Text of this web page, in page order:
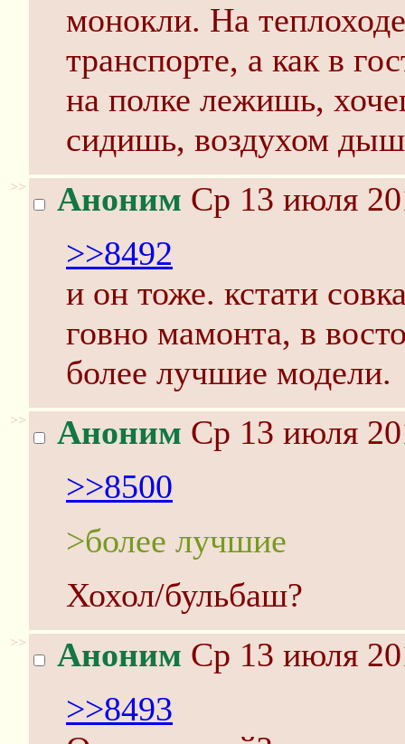
монокли. На
транспорте, а как в
на полке лежишь,
сидишь, воздухом
>> Аноним Ср 13 июля
>>8492
и он тоже. кстати
говно мамонта, в
более лучшие модели.
>> Аноним Ср 13 июля
>>8500
>более лучшие
Хохол/бульбаш?
>> Аноним Ср 13 июля
>>8493